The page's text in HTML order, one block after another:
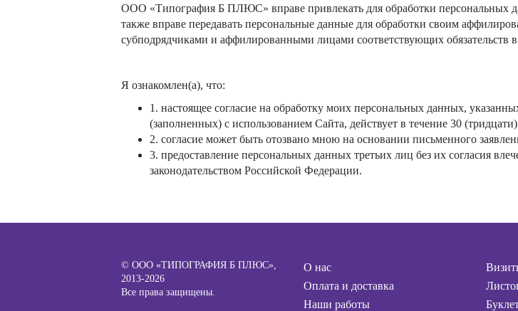
ООО «Типография Б ПЛЮС» вправе привлекать для обработки
также вправе передавать персональные данные для обработки своим
субподрядчиками и аффилированными лицами соответствующих обязательств
Я ознакомлен(а), что:
1. настоящее согласие на обработку моих персональных данных,
(заполненных) с использованием Сайта, действует в течение 30
2. согласие может быть отозвано мною на основании письменного
3. предоставление персональных данных третьих лиц без их согласия
законодательством Российской Федерации.
© ООО «ТИПОГРАФИЯ Б ПЛЮС»,
2013-2026
Все права защищены.
О нас
Оплата и доставка
Наши работы